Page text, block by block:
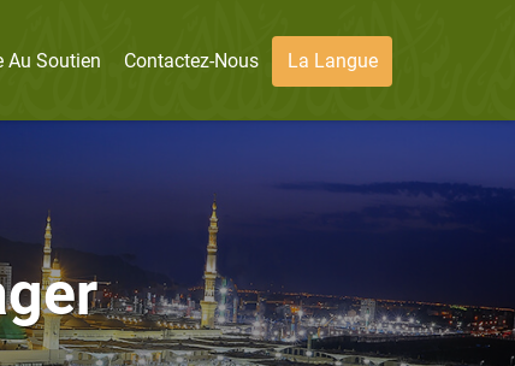
Au Soutien Contactez-Nous La Langue